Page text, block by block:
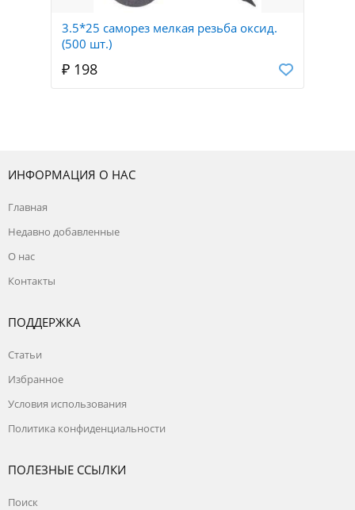
3.5*25 саморез мелкая резьба оксид.
(500 шт.)
₽ 198
ИНФОРМАЦИЯ О НАС
Главная
Недавно добавленные
О нас
Контакты
ПОДДЕРЖКА
Статьи
Избранное
Условия использования
Политика конфиденциальности
ПОЛЕЗНЫЕ ССЫЛКИ
Поиск